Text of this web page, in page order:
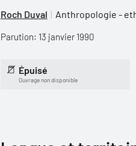
Roch Duval Anthropologie -
Parution: 13 janvier 1990
Épuisé
Ouvrage non disponible